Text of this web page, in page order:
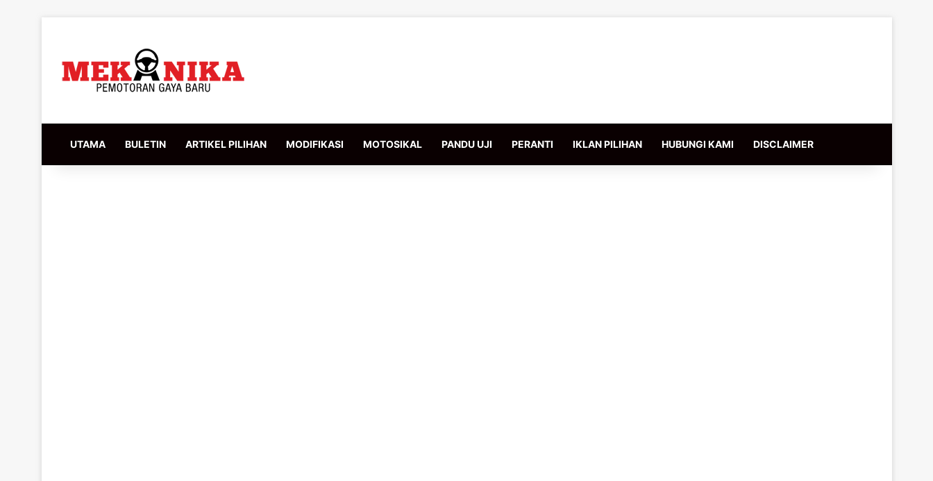
UTAMA BULETIN ARTIKEL PILIHAN MODIFIKASI MOTOSIKAL PANDU UJI PERANTI IKLAN PILIHAN HUBUNGI KAMI DISCLAIMER